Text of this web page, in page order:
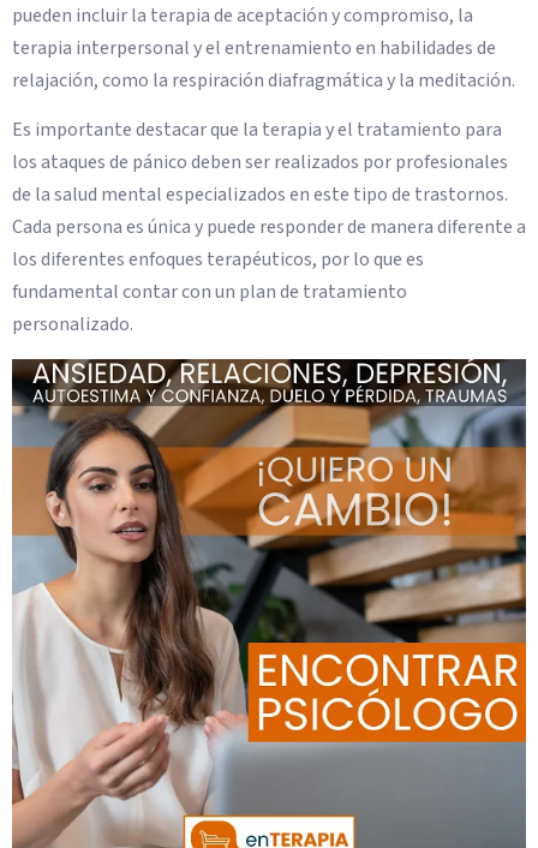
pueden incluir la terapia de aceptación y compromiso, la
terapia interpersonal y el entrenamiento en habilidades de
relajación, como la respiración diafragmática y la meditación.
Es importante destacar que la terapia y el tratamiento para
los ataques de pánico deben ser realizados por profesionales
de la salud mental especializados en este tipo de trastornos.
Cada persona es única y puede responder de manera diferente a
los diferentes enfoques terapéuticos, por lo que es
fundamental contar con un plan de tratamiento
personalizado.